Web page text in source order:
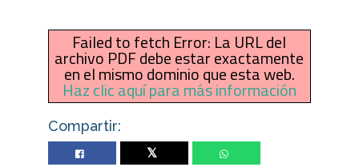
Failed to fetch Error: La URL del
archivo PDF debe estar exactamente
en el mismo dominio que esta web.
Haz clic aquí para más información
Compartir:
Twitter